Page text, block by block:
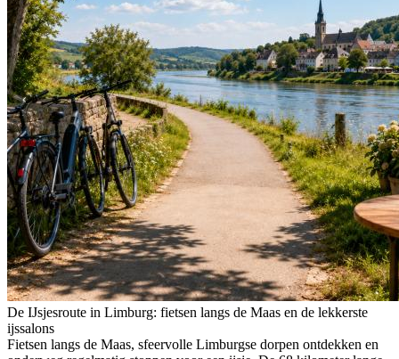
De IJsjesroute in Limburg: fietsen langs de Maas en de lekkerste
ijssalons
Fietsen langs de Maas, sfeervolle Limburgse dorpen ontdekken en